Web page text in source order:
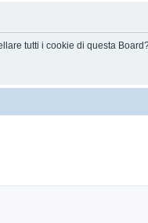
tutti i cookie di questa